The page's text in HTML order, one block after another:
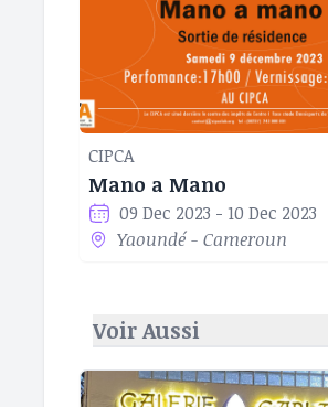
CIPCA
Mano a Mano
09 Dec 2023 - 10 Dec 2023
Yaoundé - Cameroun
Voir Aussi